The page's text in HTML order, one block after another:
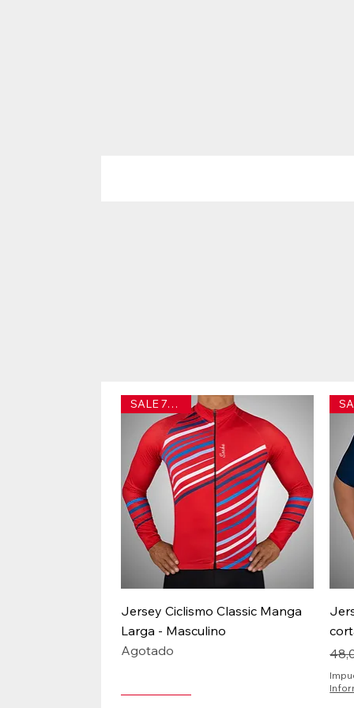
Vista rápida
SALE 70% off
Jersey Ciclismo Classic Manga
Larga - Masculino
Agotado